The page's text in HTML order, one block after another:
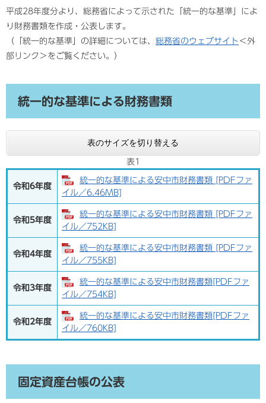
平成28年度分より、総務省によって示された「統一的な基準」によ
り財務書類を作成・公表します。
（「統一的な基準」の詳細については、 総務省のウェブサイト ＜外
部リンク＞ をご覧ください。）
統一的な基準による財務書類
表のサイズを切り替える
表1
令和6年度
統一的な基準による安中市財務書類 [PDFファ
イル／6.46MB]
令和5年度
統一的な基準による安中市財務書類 [PDFファ
イル／752KB]
令和4年度
統一的な基準による安中市財務書類 [PDFファ
イル／755KB]
令和3年度
統一的な基準による安中市財務書類[PDFファ
イル／754KB]
令和2年度
統一的な基準による安中市財務書類[PDFファ
イル／760KB]
固定資産台帳の公表